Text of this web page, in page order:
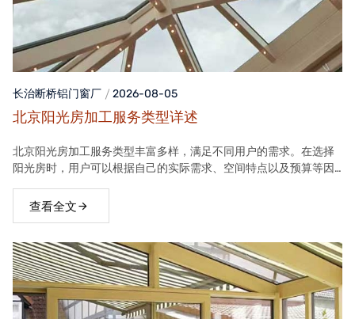
长治断桥铝门窗厂 2026-08-05
北京阳光房加工服务类型详述
北京阳光房加工服务类型丰富多样，满足不同用户的需求。在选择
阳光房时，用户可以根据自己的实际需求、空间特点以及预算等因
查看全文